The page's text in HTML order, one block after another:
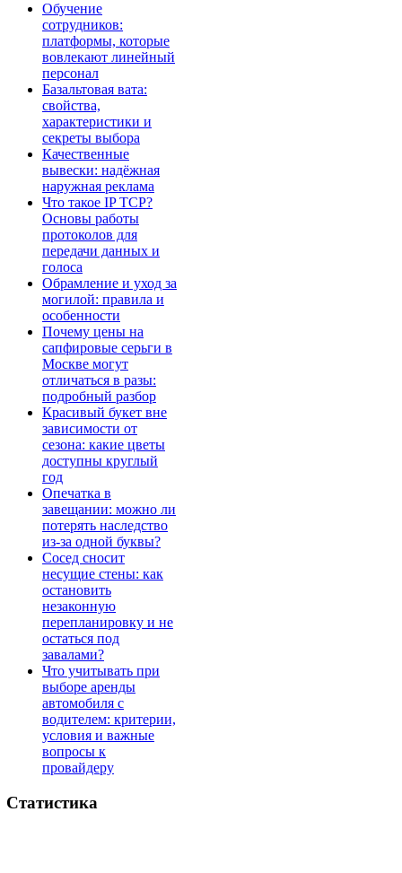
Обучение
сотрудников:
платформы, которые
вовлекают линейный
персонал
Базальтовая вата:
свойства,
характеристики и
секреты выбора
Качественные
вывески: надёжная
наружная реклама
Что такое IP TCP?
Основы работы
протоколов для
передачи данных и
голоса
Обрамление и уход за
могилой: правила и
особенности
Почему цены на
сапфировые серьги в
Москве могут
отличаться в разы:
подробный разбор
Красивый букет вне
зависимости от
сезона: какие цветы
доступны круглый
год
Опечатка в
завещании: можно ли
потерять наследство
из-за одной буквы?
Сосед сносит
несущие стены: как
остановить
незаконную
перепланировку и не
остаться под
завалами?
Что учитывать при
выборе аренды
автомобиля с
водителем: критерии,
условия и важные
вопросы к
провайдеру
Статистика